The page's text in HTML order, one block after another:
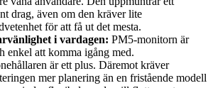
drag, även om den kräver lite
för att få ut det mesta.
i vardagen: PM5-monitorn är
enkel att komma igång med.
är ett plus. Däremot kräver
mer planering än en fristående modell